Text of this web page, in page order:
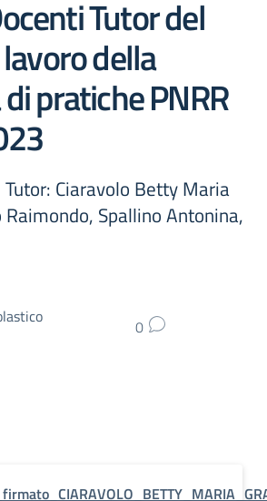
Tutor del
della
pratiche PNRR
Ciaravolo Betty Maria
Raimondo, Spallino Antonina,
0